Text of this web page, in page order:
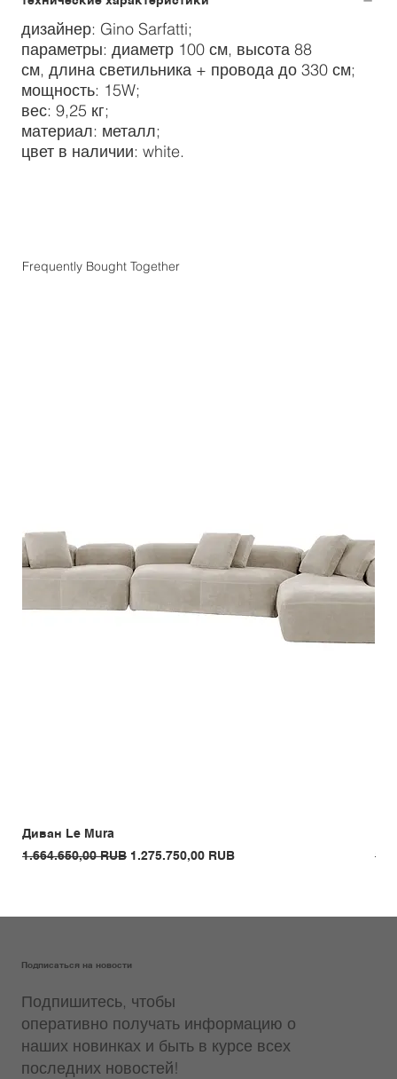
дизайнер: Gino Sarfatti;
параметры: диаметр 100 см, высота 88
см, длина светильника + провода до 330 см;
мощность: 15W;
вес: 9,25 кг;
материал: металл;
цвет в наличии: white.
Frequently Bought Together
Диван Le Mura
Обычная цена
1.664.650,00 RUB Цена со скидкой
1.275.750,00 RUB
Подписаться на новости
Подпишитесь, чтобы
оперативно получать информацию о
наших новинках и быть в курсе всех
последних новостей!